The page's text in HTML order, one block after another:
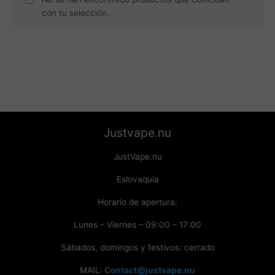
con tu selección.
Justvape.nu
JustVape.nu
Eslovaquia
Horario de apertura:
Lunes – Viernes – 09:00 – 17:00
Sábados, domingos y festivos: cerrado
MAIL: Contact@justvape.nu